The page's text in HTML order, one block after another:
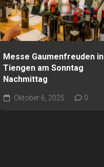
Messe Gaumenfreuden in
Tiengen am Sonntag
Nachmittag
Oktober 6, 2025 0